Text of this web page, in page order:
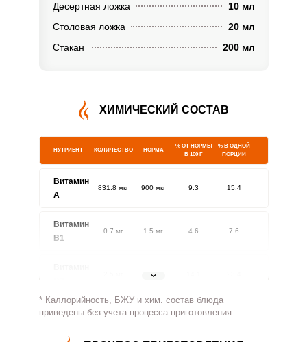
Десертная ложка
10 мл
Столовая ложка
20 мл
Стакан
200 мл
ХИМИЧЕСКИЙ СОСТАВ
НУТРИЕНТ КОЛИЧЕСТВО НОРМА
% ОТ НОРМЫ
В 100 Г
% В ОДНОЙ
ПОРЦИИ
Витамин
A
831.8 мкг 900 мкг 9.3 15.4
Витамин
В1
0.7 мг 1.5 мг 4.6 7.6
1.8 мг
Витамин
484.2 мг 500 мг 9.7 16.1
* Каллорийность, БЖУ и хим. состав блюда
приведены без учета процесса приготовления.